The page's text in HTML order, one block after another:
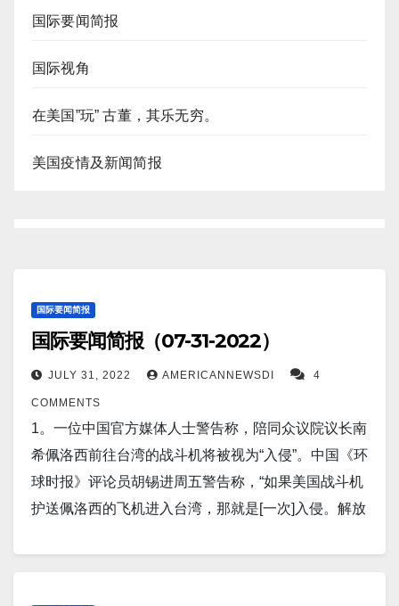
国际要闻简报
国际视角
在美国”玩” 古董，其乐无穷。
美国疫情及新闻简报
国际要闻简报
国际要闻简报（07-31-2022）
JULY 31, 2022 AMERICANNEWSDI 4
COMMENTS
1。一位中国官方媒体人士警告称，陪同众议院议长南
希佩洛西前往台湾的战斗机将被视为“入侵”。中国《环
球时报》评论员胡锡进周五警告称，“如果美国战斗机
护送佩洛西的飞机进入台湾，那就是[一次]入侵。解放